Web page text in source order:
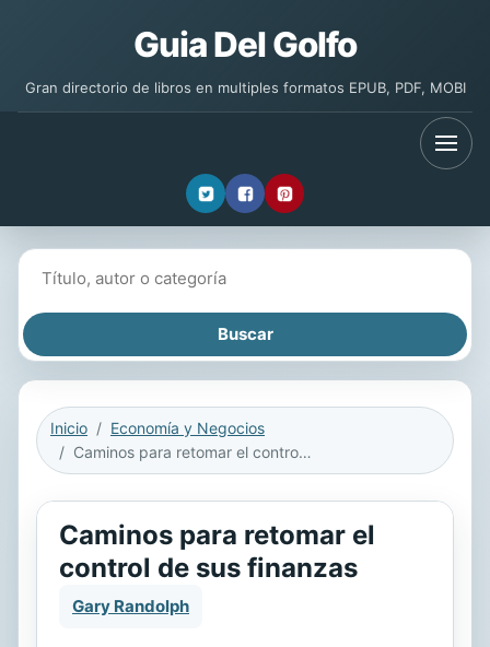
Guia Del Golfo
Gran directorio de libros en multiples formatos EPUB, PDF, MOBI
Inicio
Economía y Negocios
Caminos para retomar el control de sus finanzas
Caminos para retomar el
control de sus finanzas
Gary Randolph